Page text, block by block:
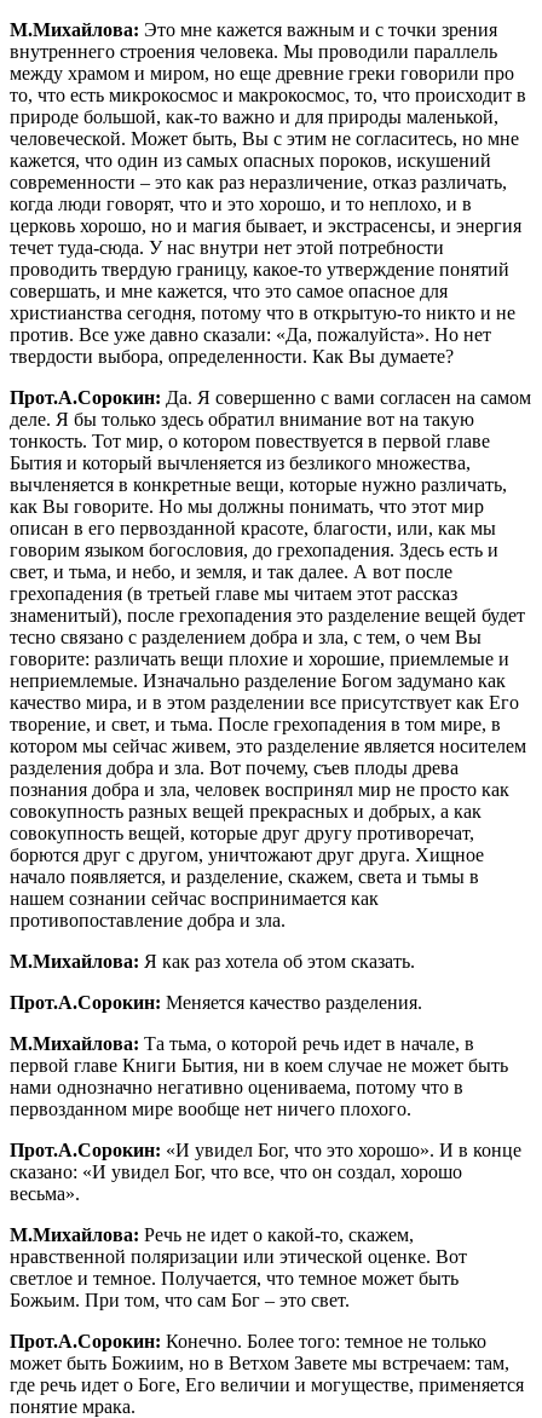
М.Михайлова: Это мне кажется важным и с точки зрения
внутреннего строения человека. Мы проводили параллель
между храмом и миром, но еще древние греки говорили про
то, что есть микрокосмос и макрокосмос, то, что происходит в
природе большой, как-то важно и для природы маленькой,
человеческой. Может быть, Вы с этим не согласитесь, но мне
кажется, что один из самых опасных пороков, искушений
современности – это как раз неразличение, отказ различать,
когда люди говорят, что и это хорошо, и то неплохо, и в
церковь хорошо, но и магия бывает, и экстрасенсы, и энергия
течет туда-сюда. У нас внутри нет этой потребности
проводить твердую границу, какое-то утверждение понятий
совершать, и мне кажется, что это самое опасное для
христианства сегодня, потому что в открытую-то никто и не
против. Все уже давно сказали: «Да, пожалуйста». Но нет
твердости выбора, определенности. Как Вы думаете?
Прот.А.Сорокин: Да. Я совершенно с вами согласен на самом
деле. Я бы только здесь обратил внимание вот на такую
тонкость. Тот мир, о котором повествуется в первой главе
Бытия и который вычленяется из безликого множества,
вычленяется в конкретные вещи, которые нужно различать,
как Вы говорите. Но мы должны понимать, что этот мир
описан в его первозданной красоте, благости, или, как мы
говорим языком богословия, до грехопадения. Здесь есть и
свет, и тьма, и небо, и земля, и так далее. А вот после
грехопадения (в третьей главе мы читаем этот рассказ
знаменитый), после грехопадения это разделение вещей будет
тесно связано с разделением добра и зла, с тем, о чем Вы
говорите: различать вещи плохие и хорошие, приемлемые и
неприемлемые. Изначально разделение Богом задумано как
качество мира, и в этом разделении все присутствует как Его
творение, и свет, и тьма. После грехопадения в том мире, в
котором мы сейчас живем, это разделение является носителем
разделения добра и зла. Вот почему, съев плоды древа
познания добра и зла, человек воспринял мир не просто как
совокупность разных вещей прекрасных и добрых, а как
совокупность вещей, которые друг другу противоречат,
борются друг с другом, уничтожают друг друга. Хищное
начало появляется, и разделение, скажем, света и тьмы в
нашем сознании сейчас воспринимается как
противопоставление добра и зла.
М.Михайлова: Я как раз хотела об этом сказать.
Прот.А.Сорокин: Меняется качество разделения.
М.Михайлова: Та тьма, о которой речь идет в начале, в
первой главе Книги Бытия, ни в коем случае не может быть
нами однозначно негативно оцениваема, потому что в
первозданном мире вообще нет ничего плохого.
Прот.А.Сорокин: «И увидел Бог, что это хорошо». И в конце
сказано: «И увидел Бог, что все, что он создал, хорошо
весьма».
М.Михайлова: Речь не идет о какой-то, скажем,
нравственной поляризации или этической оценке. Вот
светлое и темное. Получается, что темное может быть
Божьим. При том, что сам Бог – это свет.
Прот.А.Сорокин: Конечно. Более того: темное не только
может быть Божиим, но в Ветхом Завете мы встречаем: там,
где речь идет о Боге, Его величии и могуществе, применяется
понятие мрака.